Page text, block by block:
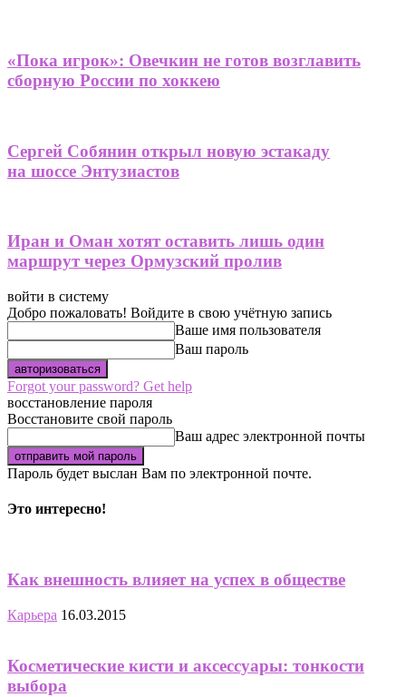
«Пока игрок»: Овечкин не готов возглавить
сборную России по хоккею
Сергей Собянин открыл новую эстакаду
на шоссе Энтузиастов
Иран и Оман хотят оставить лишь один
маршрут через Ормузский пролив
войти в систему
Добро пожаловать! Войдите в свою учётную запись
Ваше имя пользователя
Ваш пароль
Forgot your password? Get help
восстановление пароля
Восстановите свой пароль
Ваш адрес электронной почты
Пароль будет выслан Вам по электронной почте.
Это интересно!
Как внешность влияет на успех в обществе
Карьера 16.03.2015
Косметические кисти и аксессуары: тонкости
выбора